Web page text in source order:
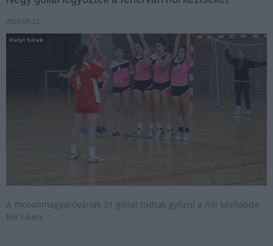
2020.09.23
Helyi hírek
A mosonmagyaróváriak 31 góllal tudtak győzni a női kézilabda
NB I-ben.